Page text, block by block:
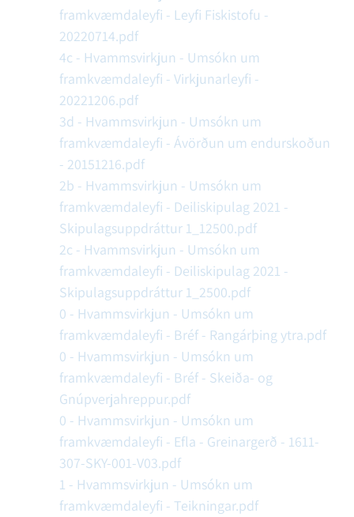
framkvæmdaleyfi - Leyfi Fiskistofu -
20220714.pdf
4c - Hvammsvirkjun - Umsókn um
framkvæmdaleyfi - Virkjunarleyfi -
20221206.pdf
3d - Hvammsvirkjun - Umsókn um
framkvæmdaleyfi - Ávörðun um endurskoðun
- 20151216.pdf
2b - Hvammsvirkjun - Umsókn um
framkvæmdaleyfi - Deiliskipulag 2021 -
Skipulagsuppdráttur 1_12500.pdf
2c - Hvammsvirkjun - Umsókn um
framkvæmdaleyfi - Deiliskipulag 2021 -
Skipulagsuppdráttur 1_2500.pdf
0 - Hvammsvirkjun - Umsókn um
framkvæmdaleyfi - Bréf - Rangárþing ytra.pdf
0 - Hvammsvirkjun - Umsókn um
framkvæmdaleyfi - Bréf - Skeiða- og
Gnúpverjahreppur.pdf
0 - Hvammsvirkjun - Umsókn um
framkvæmdaleyfi - Efla - Greinargerð - 1611-
307-SKY-001-V03.pdf
1 - Hvammsvirkjun - Umsókn um
framkvæmdaleyfi - Teikningar.pdf